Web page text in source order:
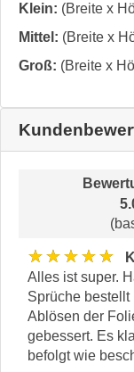
Klein: (Breite x
Mittel: (Breite x
Groß: (Breite x
★★★★★
Alles ist super.
Sprüche
Ablösen der
gebessert. Es
befolgt wie